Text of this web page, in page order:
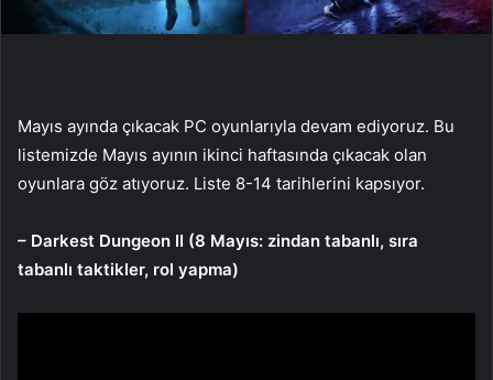
Mayıs ayında çıkacak PC oyunlarıyla devam ediyoruz. Bu
listemizde Mayıs ayının ikinci haftasında çıkacak olan
oyunlara göz atıyoruz. Liste 8-14 tarihlerini kapsıyor.
– Darkest Dungeon II (8 Mayıs: zindan tabanlı, sıra
tabanlı taktikler, rol yapma)